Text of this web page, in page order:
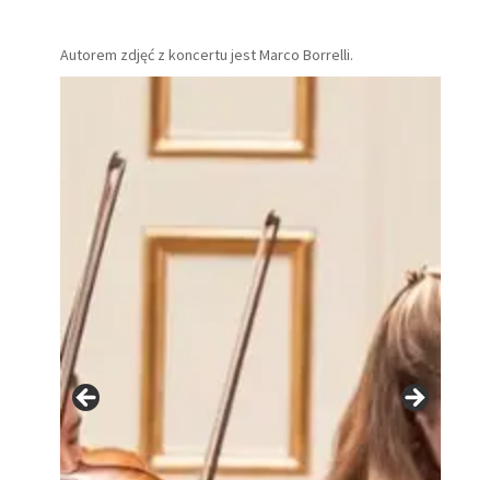
Autorem zdjęć z koncertu jest Marco Borrelli.